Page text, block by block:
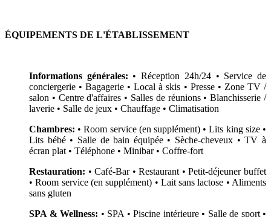
ÉQUIPEMENTS DE L'ÉTABLISSEMENT
Informations générales: • Réception 24h/24 • Service de
conciergerie • Bagagerie • Local à skis • Presse • Zone TV /
salon • Centre d'affaires • Salles de réunions • Blanchisserie /
laverie • Salle de jeux • Chauffage • Climatisation
Chambres: • Room service (en supplément) • Lits king size •
Lits bébé • Salle de bain équipée • Sèche-cheveux • TV à
écran plat • Téléphone • Minibar • Coffre-fort
Restauration: • Café-Bar • Restaurant • Petit-déjeuner buffet
• Room service (en supplément) • Lait sans lactose • Aliments
sans gluten
SPA & Wellness: • SPA • Piscine intérieure • Salle de sport •